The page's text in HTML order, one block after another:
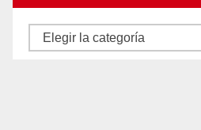
Autores